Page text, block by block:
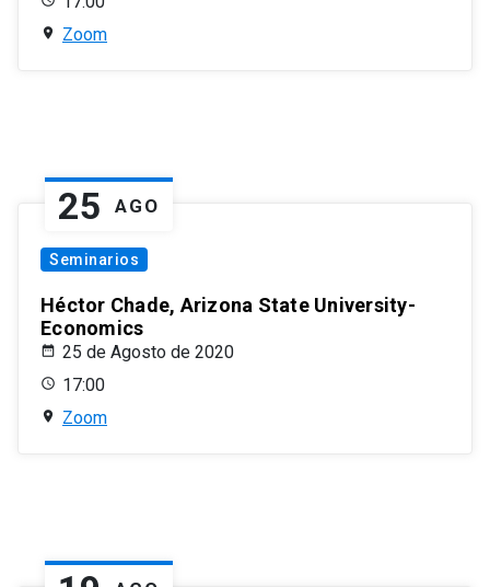
Zoom
25 AGO
Seminarios
Héctor Chade, Arizona State University-
Economics
25 de Agosto de 2020
17:00
Zoom